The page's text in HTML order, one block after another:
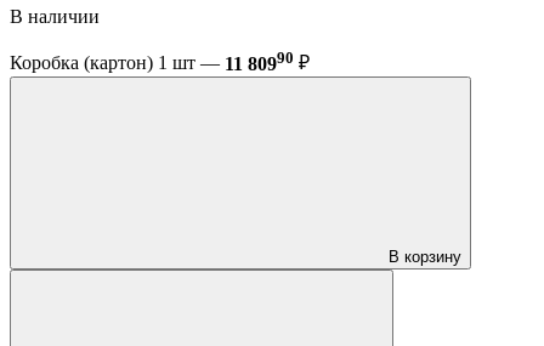
В наличии
Коробка (картон) 1 шт — 11 80990 ₽
В корзину